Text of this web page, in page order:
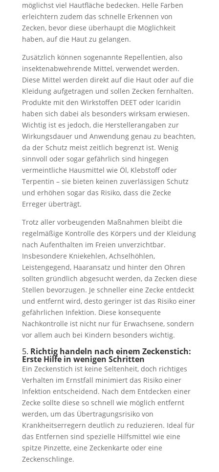
möglichst viel Hautfläche bedecken. Helle Farben
erleichtern zudem das schnelle Erkennen von
Zecken, bevor diese überhaupt die Möglichkeit
haben, auf die Haut zu gelangen.
Zusätzlich können sogenannte Repellentien, also
insektenabwehrende Mittel, verwendet werden.
Diese Mittel werden direkt auf die Haut oder auf die
Kleidung aufgetragen und sollen Zecken fernhalten.
Produkte mit den Wirkstoffen DEET oder Icaridin
haben sich dabei als besonders wirksam erwiesen.
Wichtig ist es jedoch, die Herstellerangaben zur
Wirkungsdauer und Anwendung genau zu beachten,
da der Schutz meist zeitlich begrenzt ist. Wenig
sinnvoll oder sogar gefährlich sind hingegen
vermeintliche Hausmittel wie Öl, Klebstoff oder
Terpentin – sie bieten keinen zuverlässigen Schutz
und erhöhen sogar das Risiko, dass die Zecke
Erreger überträgt.
Trotz aller vorbeugenden Maßnahmen bleibt die
regelmäßige Kontrolle des Körpers und der Kleidung
nach Aufenthalten im Freien unverzichtbar.
Insbesondere Kniekehlen, Achselhöhlen,
Leistengegend, Haaransatz und hinter den Ohren
sollten gründlich abgesucht werden, da Zecken diese
Stellen bevorzugen. Je schneller eine Zecke entdeckt
und entfernt wird, desto geringer ist das Risiko einer
gefährlichen Infektion. Diese konsequente
Nachkontrolle ist nicht nur für Erwachsene, sondern
vor allem auch bei Kindern besonders wichtig.
5. Richtig handeln nach einem Zeckenstich:
Erste Hilfe in wenigen Schritten
Ein Zeckenstich ist keine Seltenheit, doch richtiges
Verhalten im Ernstfall minimiert das Risiko einer
Infektion entscheidend. Nach dem Entdecken einer
Zecke sollte diese so schnell wie möglich entfernt
werden, um das Übertragungsrisiko von
Krankheitserregern deutlich zu reduzieren. Ideal für
das Entfernen sind spezielle Hilfsmittel wie eine
spitze Pinzette, eine Zeckenkarte oder eine
Zeckenschlinge.